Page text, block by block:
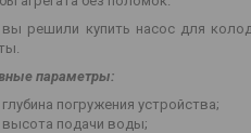
решили купить насос для
параметры:
глубина погружения устройства;
высота подачи воды;